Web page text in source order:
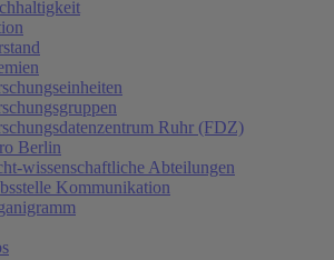
Ruhr (FDZ)
Berlin
wissenschaftliche Abteilungen
Kommunikation